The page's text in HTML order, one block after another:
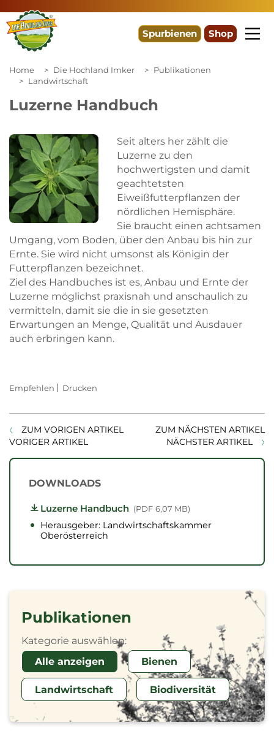
Spurbienen Shop
Home Die Hochland Imker
Publikationen
Landwirtschaft
Luzerne Handbuch
Seit alters her zählt die
Luzerne zu den
hochwertigsten und damit
geachtetsten
Eiweißfutterpflanzen der
nördlichen Hemisphäre.
Sie braucht einen achtsamen
Umgang, vom Boden, über den Anbau bis hin zur
Ernte. Sie wird nicht umsonst als Königin der
Futterpflanzen bezeichnet.
Ziel des Handbuches ist es, Anbau und Ernte der
Luzerne möglichst praxisnah und anschaulich zu
vermitteln, damit sie die in sie gesetzten
Erwartungen an Menge, Qualität und Ausdauer
auch erbringen kann.
Drucken
Empfehlen
ZUM VORIGEN ARTIKEL
VORIGER ARTIKEL
ZUM NÄCHSTEN ARTIKEL
NÄCHSTER ARTIKEL
DOWNLOADS
Luzerne Handbuch PDF 6,07 MB
Herausgeber: Landwirtschaftskammer
Oberösterreich
Publikationen
Kategorie auswählen:
Alle anzeigen
Bienen
Landwirtschaft Biodiversität